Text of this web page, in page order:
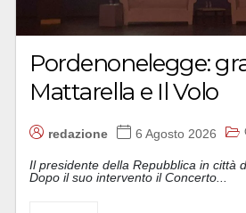
Pordenonelegge:
Mattarella e Il Volo
redazione 6 Agosto 2026
Il presidente della Repubblica in città
Dopo il suo intervento il Concerto...